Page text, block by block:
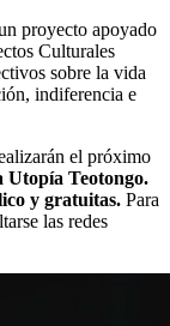
proyecto apoyado
Culturales
sobre la vida
indiferencia e
el próximo
Utopía Teotongo.
y gratuitas. Para
las redes